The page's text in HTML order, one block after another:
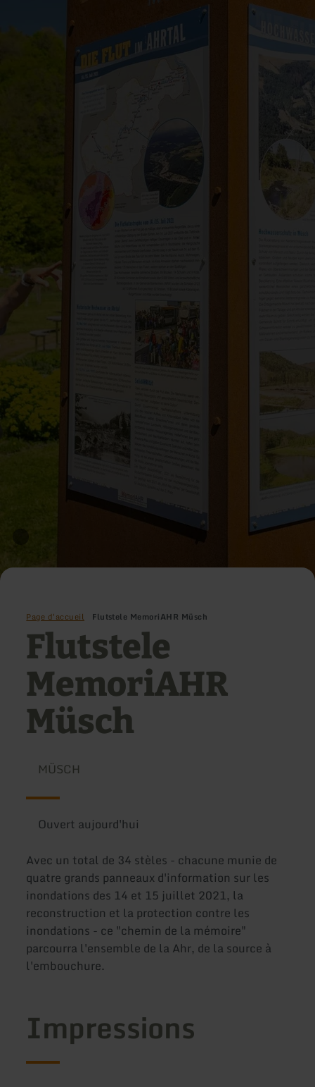
Page d'accueil Flutstele MemoriAHR Müsch
Flutstele
MemoriAHR
Müsch
MÜSCH
Ouvert aujourd'hui
Avec un total de 34 stèles - chacune munie de
quatre grands panneaux d'information sur les
inondations des 14 et 15 juillet 2021, la
reconstruction et la protection contre les
inondations - ce "chemin de la mémoire"
parcourra l'ensemble de la Ahr, de la source à
l'embouchure.
Impressions